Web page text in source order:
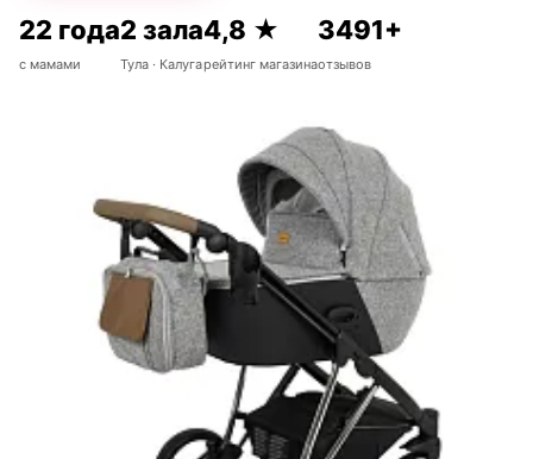
22 года
с мамами
2 зала
Тула · Калуга
4,8 ★
рейтинг магазина
3491+
отзывов